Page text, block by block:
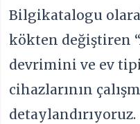
Bilgikatalogu
kökten değiştiren
devrimini ve ev
cihazlarının
detaylandırıyoruz.